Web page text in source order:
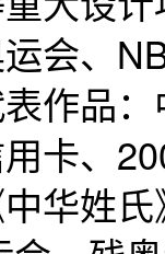
会、
作品
卡、
华姓